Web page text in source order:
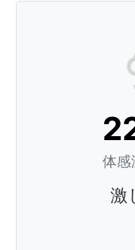
体感
激